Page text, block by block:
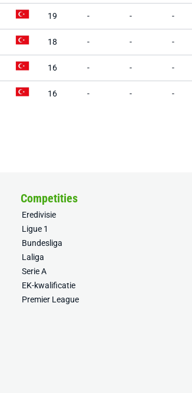
19 - - -
18 - - -
16 - - -
16 - - -
Competities
Eredivisie
Ligue 1
Bundesliga
Laliga
Serie A
EK-kwalificatie
Premier League